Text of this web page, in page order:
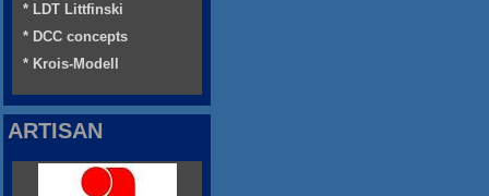
* LDT Littfinski
* DCC concepts
* Krois-Modell
ARTISAN